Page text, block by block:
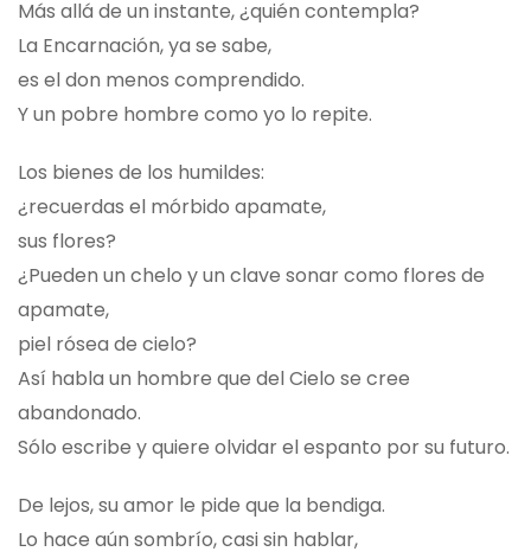
Más allá de un instante, ¿quién contempla?
La Encarnación, ya se sabe,
es el don menos comprendido.
Y un pobre hombre como yo lo repite.
Los bienes de los humildes:
¿recuerdas el mórbido apamate,
sus flores?
¿Pueden un chelo y un clave sonar como flores de
apamate,
piel rósea de cielo?
Así habla un hombre que del Cielo se cree
abandonado.
Sólo escribe y quiere olvidar el espanto por su futuro.
De lejos, su amor le pide que la bendiga.
Lo hace aún sombrío, casi sin hablar,